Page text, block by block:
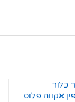
כלור
אקווה פלוס